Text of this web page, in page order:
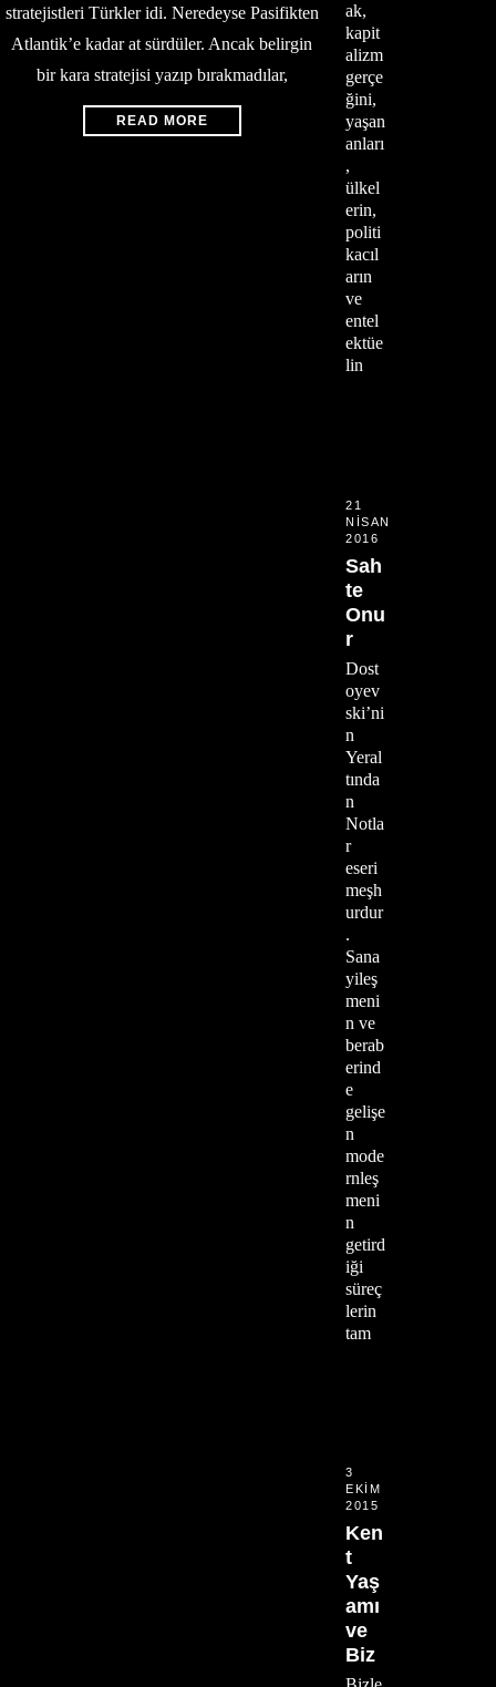
stratejistleri Türkler idi. Neredeyse Pasifikten
Atlantik’e kadar at sürdüler. Ancak belirgin
bir kara stratejisi yazıp bırakmadılar,
READ MORE
ak,
kapit
alizm
gerçe
ğini,
yaşan
anları
,
ülkel
erin,
politi
kacıl
arın
ve
entel
ektüe
lin
21
NISAN
2016
Sah
te
Onu
r
Dost
oyev
ski’ni
n
Yeral
tında
n
Notla
r
eseri
meşh
urdur
.
Sana
yileş
meni
n ve
berab
erind
e
gelişe
n
mode
rnleş
meni
n
getird
iği
süreç
lerin
tam
3
EKIM
2015
Ken
t
Yaş
amı
ve
Biz